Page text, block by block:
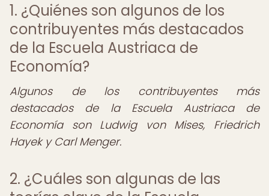
1. ¿Quiénes son algunos de los
contribuyentes más destacados
de la Escuela Austriaca de
Economía?
Algunos de los contribuyentes más
destacados de la Escuela Austriaca de
Economía son Ludwig von Mises, Friedrich
Hayek y Carl Menger.
2. ¿Cuáles son algunas de las